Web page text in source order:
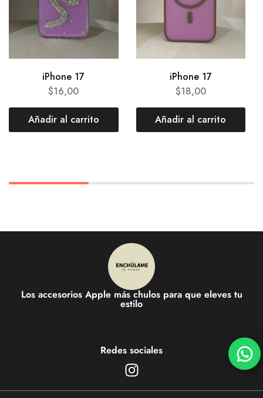
iPhone 17
$16,00
Añadir al carrito
iPhone 17
$18,00
Añadir al carrito
Los accesorios Apple más chulos para que eleves tu
estilo
Redes sociales